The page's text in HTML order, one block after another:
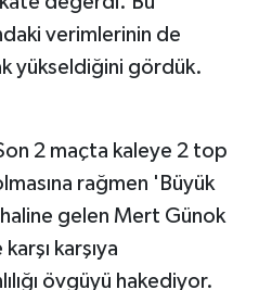
verimlerinin de
yükseldiğini gördük.
2 maçta kaleye 2 top
rağmen 'Büyük
haline gelen Mert Günok
karşıya
övgüyü hakediyor.